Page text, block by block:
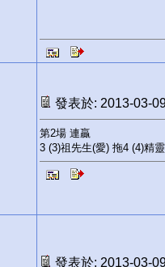
發表於: 2013-03-
第2場 連贏
3 (3)祖先生(愛) 拖4 (4)精
發表於: 2013-03-